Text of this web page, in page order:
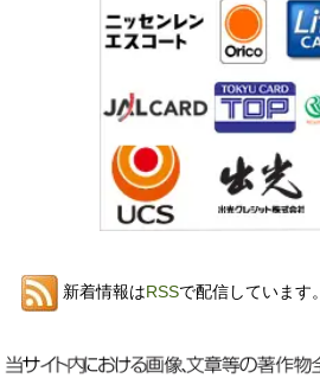
新着情報はRSSで配信しています。